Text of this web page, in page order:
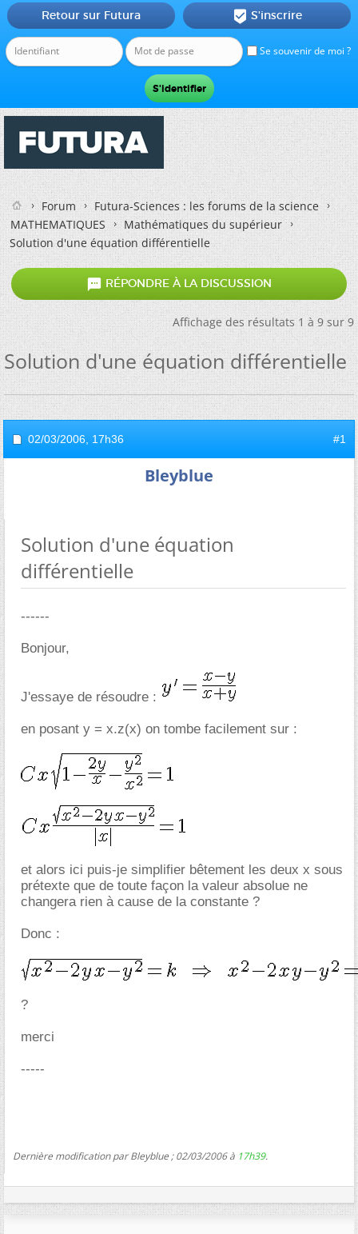
Se souvenir de moi ?
Retour sur Futura  S'inscrire
Forum
Futura-Sciences : les forums de la science
MATHEMATIQUES
Mathématiques du supérieur
Solution d'une équation différentielle
 RÉPONDRE À LA DISCUSSION
Affichage des résultats 1 à 9 sur 9
Solution d'une équation différentielle
02/03/2006, 17h36 #1
Bleyblue
Solution d'une équation
différentielle
------
Bonjour,
J'essaye de résoudre :
en posant y = x.z(x) on tombe facilement sur :
et alors ici puis-je simplifier bêtement les deux x sous
prétexte que de toute façon la valeur absolue ne
changera rien à cause de la constante ?
Donc :
?
merci
-----
Dernière modification par Bleyblue ; 02/03/2006 à 17h39.